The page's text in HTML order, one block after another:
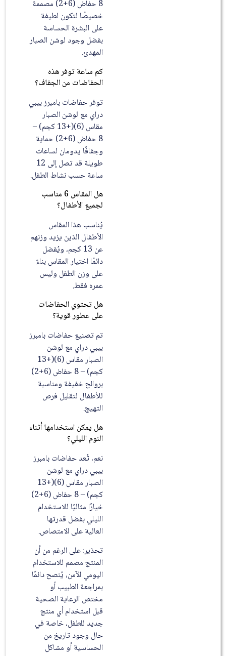
8 حفاض (6+2) مصممة
خصيصًا لتكون لطيفة
على البشرة الحساسة
بفضل وجود لوشن الصبار
المهدئ.
كم ساعة توفر هذه
الحفاضات من الجفاف؟
توفر حفاضات بامبرز بيبي
دراي مع لوشن الصبار
مقاس (6)(+13 كجم) –
8 حفاض (6+2) حماية
وجفافًا يدومان لساعات
طويلة قد تصل إلى 12
ساعة حسب نشاط الطفل.
هل المقاس 6 مناسب
لجميع الأطفال؟
يُناسب هذا المقاس
الأطفال الذين يزيد وزنهم
عن 13 كجم، ويُفضل
دائمًا اختيار المقاس بناءً
على وزن الطفل وليس
عمره فقط.
هل تحتوي الحفاضات
على عطور قوية؟
تم تصنيع حفاضات بامبرز
بيبي دراي مع لوشن
الصبار مقاس (6)(+13
كجم) – 8 حفاض (6+2)
بروائح خفيفة ومناسبة
للأطفال لتقليل فرص
هل يمكن استخدامها أثناء
النوم الليلي؟
نعم، تُعد حفاضات بامبرز
بيبي دراي مع لوشن
الصبار مقاس (6)(+13
كجم) – 8 حفاض (6+2)
خيارًا مثاليًا للاستخدام
الليلي بفضل قدرتها
العالية على الامتصاص.
تحذير: على الرغم من أن
المنتج مصمم للاستخدام
اليومي الآمن، يُنصح دائمًا
بمراجعة الطبيب أو
مختص الرعاية الصحية
قبل استخدام أي منتج
جديد للطفل، خاصة في
حال وجود تاريخ من
الحساسية أو مشاكل